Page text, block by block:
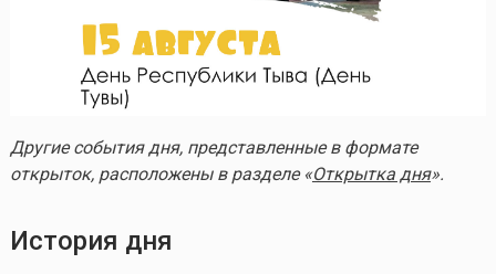
Другие события дня, представленные в формате
открыток, расположены в разделе «Открытка дня».
История дня